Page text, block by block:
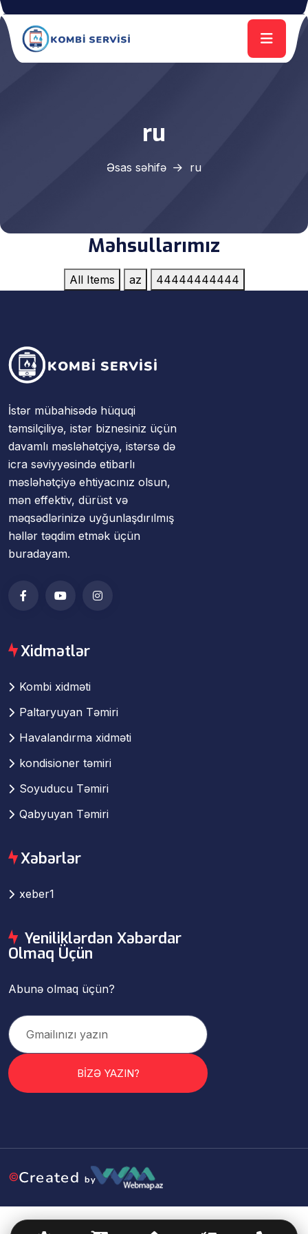
ru
Əsas səhifə ru
Məhsullarımız
All Items az 44444444444
İstər mübahisədə hüquqi
təmsilçiliyə, istər biznesiniz üçün
davamlı məsləhətçiyə, istərsə də
icra səviyyəsində etibarlı
məsləhətçiyə ehtiyacınız olsun,
mən effektiv, dürüst və
məqsədlərinizə uyğunlaşdırılmış
həllər təqdim etmək üçün
buradayam.
Xidmətlər
Kombi xidməti
Paltaryuyan Təmiri
Havalandırma xidməti
kondisioner təmiri
Soyuducu Təmiri
Qabyuyan Təmiri
Xəbərlər
xeber1
Yeniliklərdən Xəbərdar
Olmaq Üçün
Abunə olmaq üçün?
BİZƏ YAZIN?
©